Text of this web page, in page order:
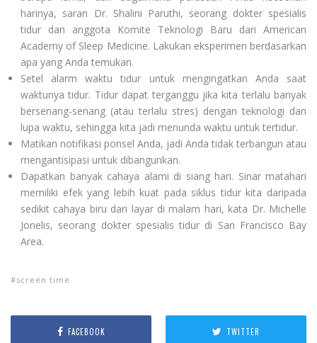
harinya, saran Dr. Shalini Paruthi, seorang dokter spesialis
tidur dan anggota Komite Teknologi Baru dari American
Academy of Sleep Medicine. Lakukan eksperimen berdasarkan
apa yang Anda temukan.
Setel alarm waktu tidur untuk mengingatkan Anda saat
waktunya tidur. Tidur dapat terganggu jika kita terlalu banyak
bersenang-senang (atau terlalu stres) dengan teknologi dan
lupa waktu, sehingga kita jadi menunda waktu untuk tertidur.
Matikan notifikasi ponsel Anda, jadi Anda tidak terbangun atau
mengantisipasi untuk dibangunkan.
Dapatkan banyak cahaya alami di siang hari. Sinar matahari
memiliki efek yang lebih kuat pada siklus tidur kita daripada
sedikit cahaya biru dari layar di malam hari, kata Dr. Michelle
Jonelis, seorang dokter spesialis tidur di San Francisco Bay
Area.
screen time
FACEBOOK TWITTER